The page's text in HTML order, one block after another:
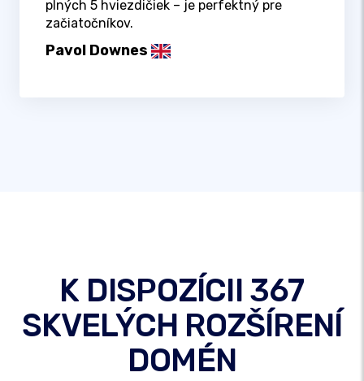
plných 5 hviezdičiek – je perfektný pre
začiatočníkov.
Pavol Downes
K DISPOZÍCII 367
SKVELÝCH ROZŠÍRENÍ
DOMÉN